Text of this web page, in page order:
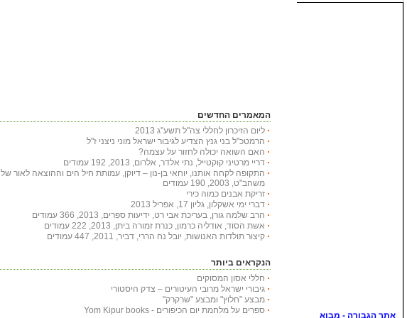
המאמרים החדשים
ליום הזיכרון לחללי צה"ל תשע"ג 2013
הרמטכ"ל בני גנץ הצדיע לגיבור ישראל מוני ניצני ז"ל
האם השואה יכולה לחזור על עצמה?
דריי מרטיני קוקטייל, נתי אלדר, אלרום, 2013, 192 עמודים
התקופה לקחה אותנו, יוחאי בן-נון – דיוקן, עמותת חיל הים וההוצאה לאור של
משהב"ט, 2003, 190 עמודים
זריקת אבנים כמוה כירי
דברי ימי אשקלון, גליון 17, אפריל 2013
הרב שלמה גורן, בעריכת אבי רט, ידיעות ספרים, 2013, 366 עמודים
אשת הסוד, אודליה כרמון, כנרת זמורה ביתן, 2013, 222 עמודים
קיצור תולדות האנושות, יובל נח הררי, דביר, 2011, 447 עמודים
הנקראים ביותר
חללי אסון המסוקים
גיבורי ישראל מרובי העיטורים – צדק היסטורי
מבצע "חלוץ" ומבצע "שרקרק"
ספרים על מלחמת יום הכיפורים - Yom Kipur books